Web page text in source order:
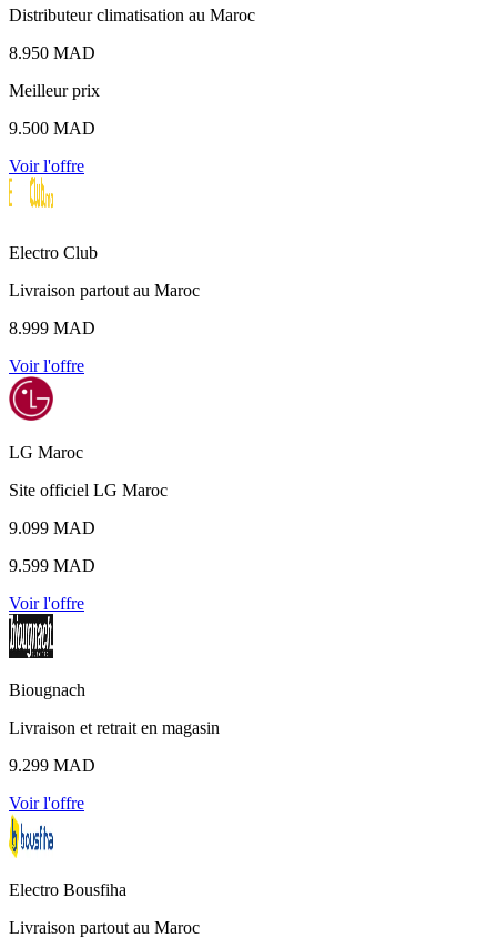
Distributeur climatisation au Maroc
8.950 MAD
Meilleur prix
9.500 MAD
Voir l'offre
Electro Club
Livraison partout au Maroc
8.999 MAD
Voir l'offre
LG Maroc
Site officiel LG Maroc
9.099 MAD
9.599 MAD
Voir l'offre
Biougnach
Livraison et retrait en magasin
9.299 MAD
Voir l'offre
Electro Bousfiha
Livraison partout au Maroc